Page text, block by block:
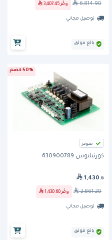
6,814.90 وفّر 3,407.45
توصيل مجاني
بائع موثق
50% خصم
متوفر
كورنيليوس 630900789
1,430 .6
2,861.20 وفّر 1,430.60
توصيل مجاني
بائع موثق